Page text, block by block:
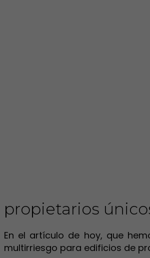
propietarios
En el artículo de hoy, que
multirriesgo para edificios de